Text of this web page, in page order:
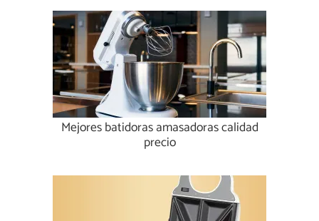
Mejores batidoras amasadoras calidad
precio